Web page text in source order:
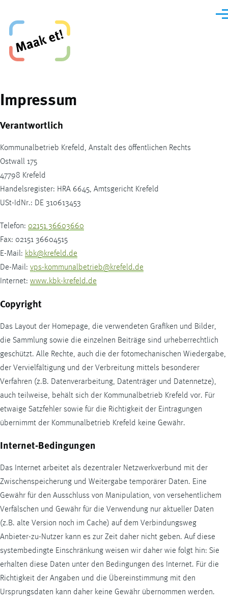
Maak et, Krefeld!
Impressum
Verantwortlich
Kommunalbetrieb Krefeld, Anstalt des öffentlichen Rechts
Ostwall 175
47798 Krefeld
Handelsregister: HRA 6645, Amtsgericht Krefeld
USt-IdNr.: DE 310613453
Telefon: 02151 36603660
Fax: 02151 36604515
E-Mail: kbk@krefeld.de
De-Mail: vps-kommunalbetrieb@krefeld.de
Internet: www.kbk-krefeld.de
Copyright
Das Layout der Homepage, die verwendeten Grafiken und Bilder,
die Sammlung sowie die einzelnen Beiträge sind urheberrechtlich
geschützt. Alle Rechte, auch die der fotomechanischen Wiedergabe,
der Vervielfältigung und der Verbreitung mittels besonderer
Verfahren (z.B. Datenverarbeitung, Datenträger und Datennetze),
auch teilweise, behält sich der Kommunalbetrieb Krefeld vor. Für
etwaige Satzfehler sowie für die Richtigkeit der Eintragungen
übernimmt der Kommunalbetrieb Krefeld keine Gewähr.
Internet-Bedingungen
Das Internet arbeitet als dezentraler Netzwerkverbund mit der
Zwischenspeicherung und Weitergabe temporärer Daten. Eine
Gewähr für den Ausschluss von Manipulation, von versehentlichem
Verfälschen und Gewähr für die Verwendung nur aktueller Daten
(z.B. alte Version noch im Cache) auf dem Verbindungsweg
Anbieter-zu-Nutzer kann es zur Zeit daher nicht geben. Auf diese
systembedingte Einschränkung weisen wir daher wie folgt hin: Sie
erhalten diese Daten unter den Bedingungen des Internet. Für die
Richtigkeit der Angaben und die Übereinstimmung mit den
Ursprungsdaten kann daher keine Gewähr übernommen werden.